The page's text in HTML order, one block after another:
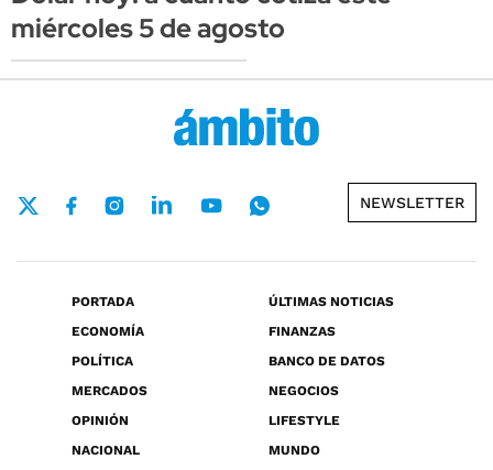
miércoles 5 de agosto
NEWSLETTER
PORTADA
ÚLTIMAS NOTICIAS
ECONOMÍA
FINANZAS
POLÍTICA
BANCO DE DATOS
MERCADOS
NEGOCIOS
OPINIÓN
LIFESTYLE
NACIONAL
MUNDO